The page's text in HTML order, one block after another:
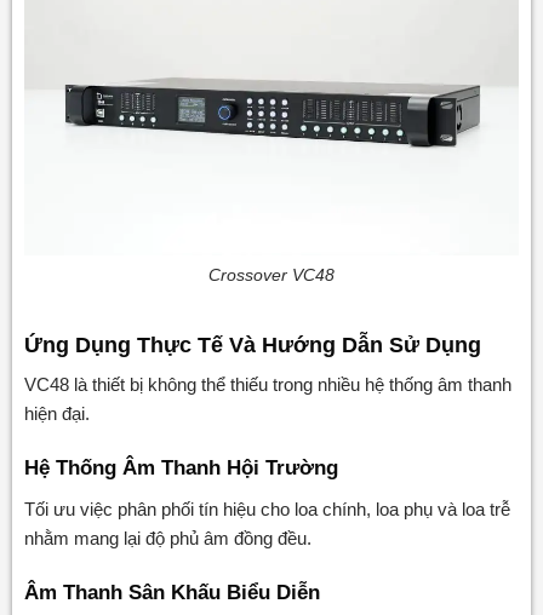
Crossover VC48
Ứng Dụng Thực Tế Và Hướng Dẫn Sử Dụng
VC48 là thiết bị không thể thiếu trong nhiều hệ thống âm thanh
hiện đại.
Hệ Thống Âm Thanh Hội Trường
Tối ưu việc phân phối tín hiệu cho loa chính, loa phụ và loa trễ
nhằm mang lại độ phủ âm đồng đều.
Âm Thanh Sân Khấu Biểu Diễn